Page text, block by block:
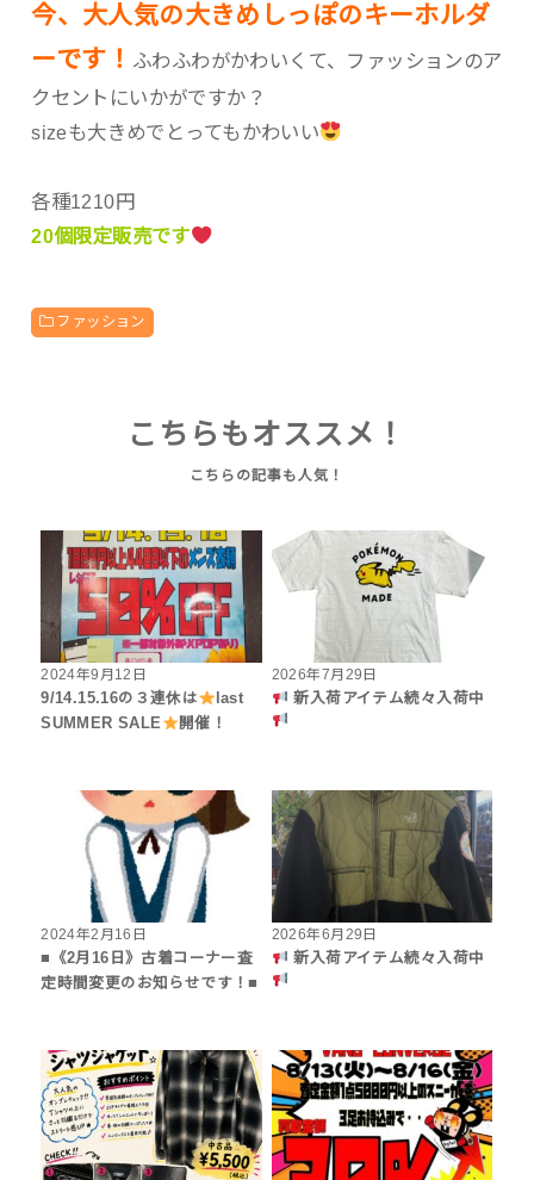
今、大人気の大きめしっぽのキーホルダ
ーです！ ふわふわがかわいくて、ファッションのア
クセントにいかがですか？
sizeも大きめでとってもかわいい
各種1210円
20個限定販売です
ファッション
こちらもオススメ！
2024年9月12日
9/14.15.16の３連休は
last
SUMMER SALE
開催！
2026年7月29日
新入荷アイテム続々入荷中
2024年2月16日
■《2月16日》古着コーナー査
定時間変更のお知らせです！■
2026年6月29日
新入荷アイテム続々入荷中